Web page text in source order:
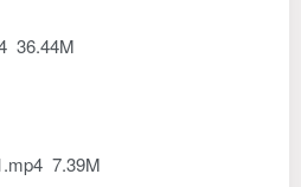
36.44M
7.39M